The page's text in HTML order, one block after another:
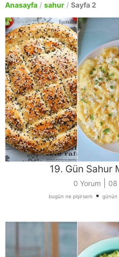
Anasayfa / sahur / Sayfa 2
19. Gün Sahur
0 Yorum 08
bugün ne pişirsem • günün